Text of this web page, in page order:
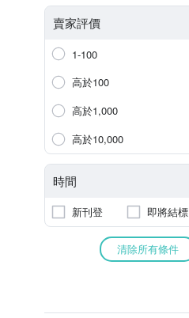
賣家評價
1-100
高於100
高於1,000
高於10,000
時間
新刊登 即將結標
清除所有條件